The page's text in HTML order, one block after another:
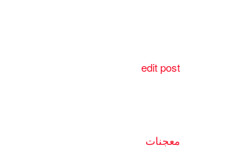
edit post
معجنات